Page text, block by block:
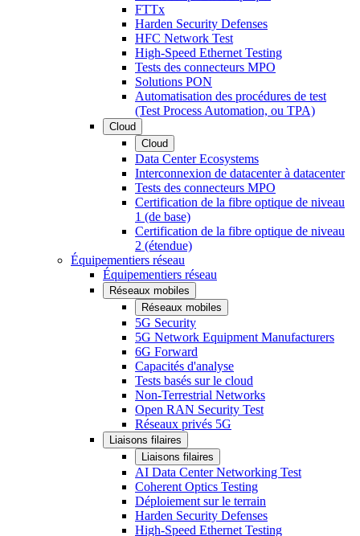
FTTx
Harden Security Defenses
HFC Network Test
High-Speed Ethernet Testing
Tests des connecteurs MPO
Solutions PON
Automatisation des procédures de test
(Test Process Automation, ou TPA)
Cloud
Cloud
Data Center Ecosystems
Interconnexion de datacenter à datacenter
Tests des connecteurs MPO
Certification de la fibre optique de niveau
1 (de base)
Certification de la fibre optique de niveau
2 (étendue)
Équipementiers réseau
Équipementiers réseau
Réseaux mobiles
Réseaux mobiles
5G Security
5G Network Equipment Manufacturers
6G Forward
Capacités d'analyse
Tests basés sur le cloud
Non-Terrestrial Networks
Open RAN Security Test
Réseaux privés 5G
Liaisons filaires
Liaisons filaires
AI Data Center Networking Test
Coherent Optics Testing
Déploiement sur le terrain
Harden Security Defenses
High-Speed Ethernet Testing